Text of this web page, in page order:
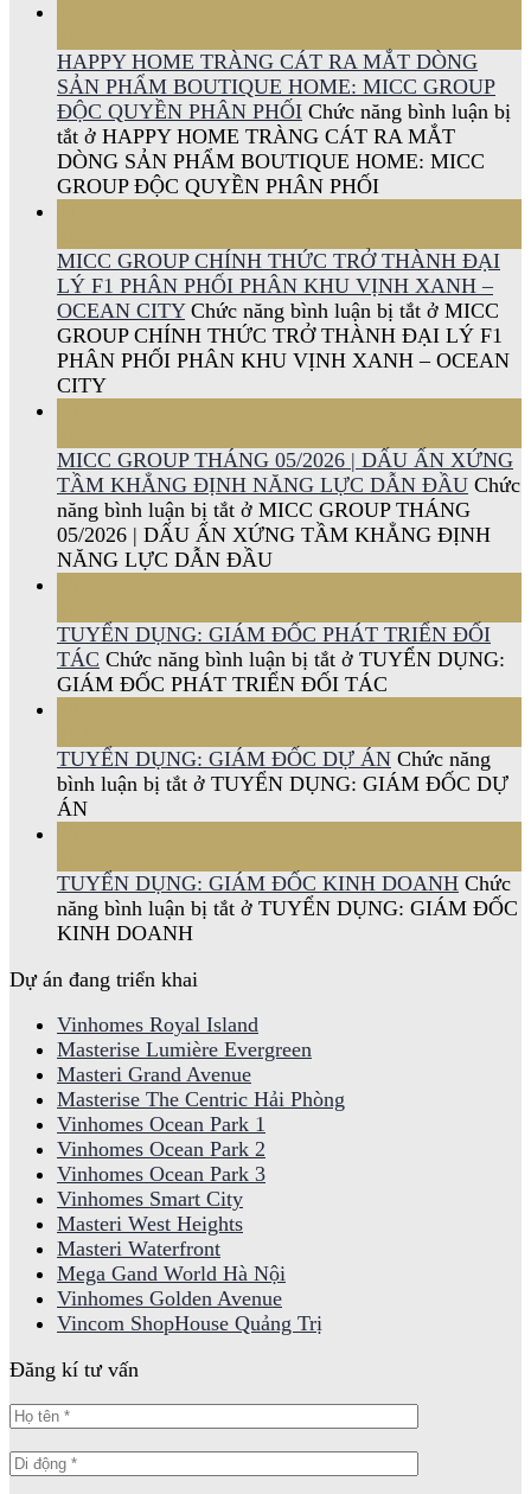
HAPPY HOME TRÀNG CÁT RA MẮT DÒNG
SẢN PHẨM BOUTIQUE HOME: MICC GROUP
ĐỘC QUYỀN PHÂN PHỐI Chức năng bình luận bị
tắt ở HAPPY HOME TRÀNG CÁT RA MẮT
DÒNG SẢN PHẨM BOUTIQUE HOME: MICC
GROUP ĐỘC QUYỀN PHÂN PHỐI
MICC GROUP CHÍNH THỨC TRỞ THÀNH ĐẠI
LÝ F1 PHÂN PHỐI PHÂN KHU VỊNH XANH –
OCEAN CITY Chức năng bình luận bị tắt ở MICC
GROUP CHÍNH THỨC TRỞ THÀNH ĐẠI LÝ F1
PHÂN PHỐI PHÂN KHU VỊNH XANH – OCEAN
CITY
MICC GROUP THÁNG 05/2026 | DẤU ẤN XỨNG
TẦM KHẲNG ĐỊNH NĂNG LỰC DẪN ĐẦU Chức
năng bình luận bị tắt ở MICC GROUP THÁNG
05/2026 | DẤU ẤN XỨNG TẦM KHẲNG ĐỊNH
NĂNG LỰC DẪN ĐẦU
TUYỂN DỤNG: GIÁM ĐỐC PHÁT TRIỂN ĐỐI
TÁC Chức năng bình luận bị tắt ở TUYỂN DỤNG:
GIÁM ĐỐC PHÁT TRIỂN ĐỐI TÁC
TUYỂN DỤNG: GIÁM ĐỐC DỰ ÁN Chức năng
bình luận bị tắt ở TUYỂN DỤNG: GIÁM ĐỐC DỰ
ÁN
TUYỂN DỤNG: GIÁM ĐỐC KINH DOANH Chức
năng bình luận bị tắt ở TUYỂN DỤNG: GIÁM ĐỐC
KINH DOANH
Dự án đang triển khai
Vinhomes Royal Island
Masterise Lumière Evergreen
Masteri Grand Avenue
Masterise The Centric Hải Phòng
Vinhomes Ocean Park 1
Vinhomes Ocean Park 2
Vinhomes Ocean Park 3
Vinhomes Smart City
Masteri West Heights
Masteri Waterfront
Mega Gand World Hà Nội
Vinhomes Golden Avenue
Vincom ShopHouse Quảng Trị
Đăng kí tư vấn